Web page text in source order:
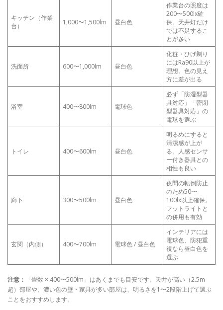
キッチン（作業
台）
1,000〜1,500lm 昼白色
作業台の照度は
200〜500lx確
保。天井灯だけ
では不足するこ
とが多い
洗面所 600〜1,000lm 昼白色
化粧・ひげ剃り
にはRa90以上が
理想。色の見え
方に差が出る
浴室 400〜800lm 電球色
必ず「防湿型器
具対応」「密閉
型器具対応」の
電球を選ぶ
トイレ 400〜600lm 昼白色
明るめにすると
清潔感が上が
る。人感センサ
ー付き器具との
相性も良い
廊下 300〜500lm 昼白色
夜間の転倒防止
のため50〜
100lx以上確保。
フットライトと
の併用も有効
玄関（内側） 400〜700lm 電球色 / 昼白色
インテリアには
電球色、防犯重
視なら昼白色を
選ぶ
注意：
「畳数 × 400〜500lm」はあくまでも目安です。天井が高い（2.5m
超）部屋や、濃い色の壁・家具が多い部屋は、明るさを1〜2段階上げて選ぶ
ことをおすすめします。